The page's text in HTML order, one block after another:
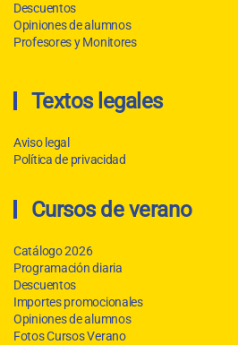
Descuentos
Opiniones de alumnos
Profesores y Monitores
Textos legales
Aviso legal
Política de privacidad
Cursos de verano
Catálogo 2026
Programación diaria
Descuentos
Importes promocionales
Opiniones de alumnos
Fotos Cursos Verano